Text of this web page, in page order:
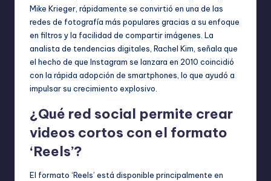
Mike Krieger, rápidamente se convirtió en una de las
redes de fotografía más populares gracias a su enfoque
en filtros y la facilidad de compartir imágenes. La
analista de tendencias digitales, Rachel Kim, señala que
el hecho de que Instagram se lanzara en 2010 coincidió
con la rápida adopción de smartphones, lo que ayudó a
impulsar su crecimiento explosivo.
¿Qué red social permite crear
videos cortos con el formato
‘Reels’?
El formato ‘Reels’ está disponible principalmente en